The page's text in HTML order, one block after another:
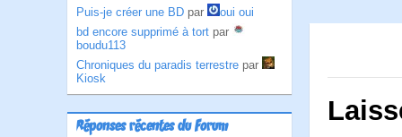
Puis-je créer une BD par
oui oui
bd encore supprimé à tort par
boudu113
Chroniques du paradis terrestre par
Kiosk
Réponses récentes du Forum